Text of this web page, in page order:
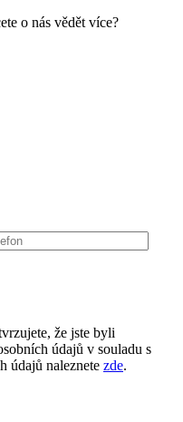
o nás vědět více?
že jste byli
údajů v souladu s
údajů naleznete zde.